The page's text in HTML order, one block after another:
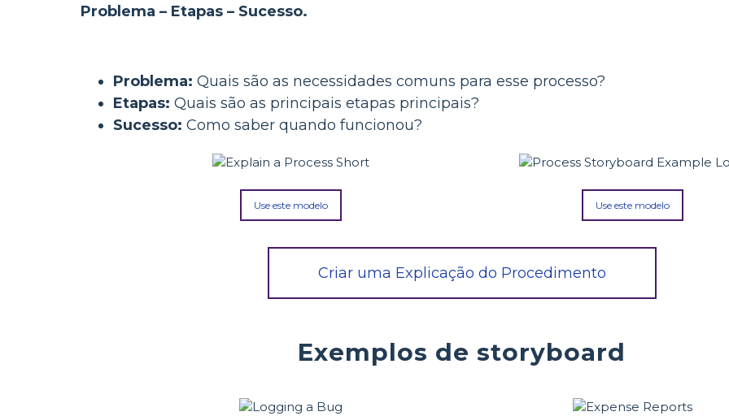
Problema – Etapas – Sucesso.
Problema: Quais são as necessidades comuns para esse processo?
Etapas: Quais são as principais etapas principais?
Sucesso: Como saber quando funcionou?
Use este modelo Use este modelo
Criar uma Explicação do Procedimento
Exemplos de storyboard